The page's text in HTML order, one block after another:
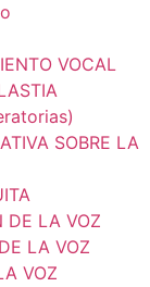
VOCAL
SOBRE LA
LA VOZ
LA VOZ
VOZ